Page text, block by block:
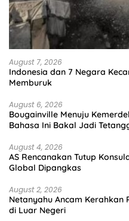
August 7, 2026
Indonesia dan 7 Negara
Memburuk
August 6, 2026
Bougainville Menuju
Bahasa Ini Bakal Jadi
August 4, 2026
AS Rencanakan Tutup
Global Dipangkas
August 2, 2026
Netanyahu Ancam Kerahkan
di Luar Negeri